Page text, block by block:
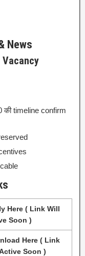
News
Vacancy
की timeline confirm
Here ( Link Will
Soon )
Here ( Link
Soon )